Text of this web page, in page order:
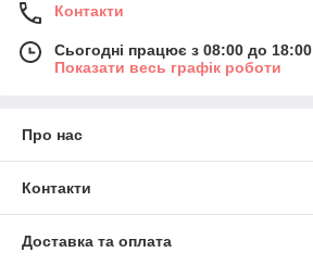
Контакти
Сьогодні працює з 08:00 до 18:00
Показати весь графік роботи
Про нас
Контакти
Доставка та оплата